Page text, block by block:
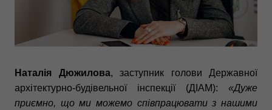
Наталія Дюжилова, заступник голови Державної
архітектурно-будівельної інспекції (ДІАМ): «Дуже
приємно, що ми можемо співпрацювати з нашими